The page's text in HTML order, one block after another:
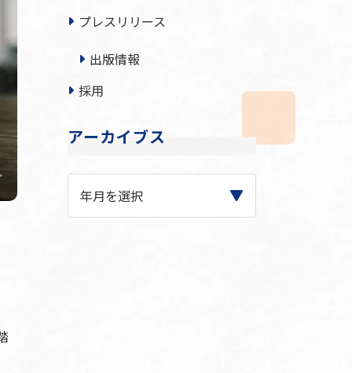
プレスリリース
出版情報
採用
アーカイブス